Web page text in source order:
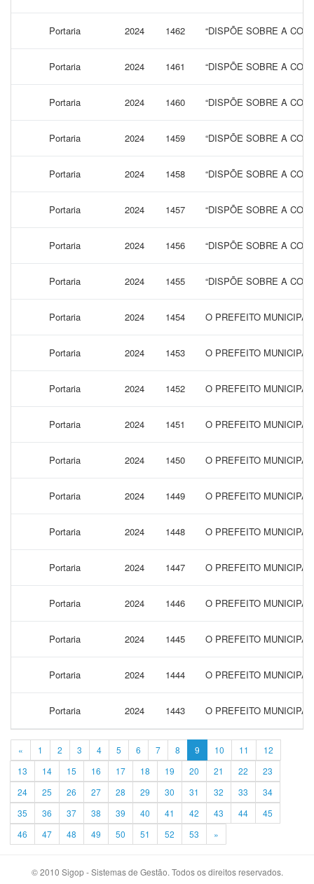
Portaria 2024 1462 “DISPÕE SOBRE A
Portaria 2024 1461 “DISPÕE SOBRE A
Portaria 2024 1460 “DISPÕE SOBRE A
Portaria 2024 1459 “DISPÕE SOBRE A
Portaria 2024 1458 “DISPÕE SOBRE A
Portaria 2024 1457 “DISPÕE SOBRE A
Portaria 2024 1456 “DISPÕE SOBRE A
Portaria 2024 1455 “DISPÕE SOBRE A
Portaria 2024 1454 O PREFEITO
Portaria 2024 1453 O PREFEITO
Portaria 2024 1452 O PREFEITO
Portaria 2024 1451 O PREFEITO
Portaria 2024 1450 O PREFEITO
Portaria 2024 1449 O PREFEITO
Portaria 2024 1448 O PREFEITO
Portaria 2024 1447 O PREFEITO
Portaria 2024 1446 O PREFEITO
Portaria 2024 1445 O PREFEITO
Portaria 2024 1444 O PREFEITO
Portaria 2024 1443 O PREFEITO
« 1 2 3 4 5 6 7 8 9 10 11
12
13
14 15 16 17 18 19 20 21 22
23
24
25 26 27 28 29 30 31 32 33
34
35
36 37 38 39 40 41 42 43 44
45
46
47 48 49 50 51 52 53 »
© 2010 Sigop - Sistemas de Gestão. Todos os direitos reservados.